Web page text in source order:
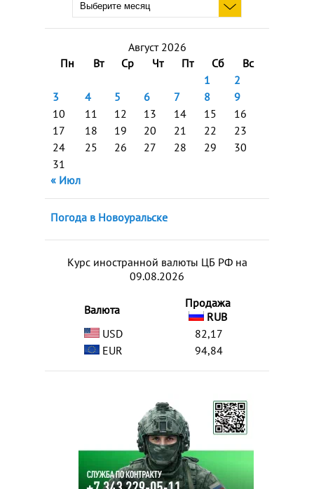
Август 2026
Пн
Вт Ср Чт Пт Сб
Вс
1
2
3
4 5 6 7 8
9
10
11 12 13 14 15
16
17
18 19 20 21 22
23
24
25 26 27 28 29
30
31
« Июл
Погода в Новоуральске
Курс иностранной валюты ЦБ РФ на
09.08.2026
Валюта
Продажа
RUB
USD
82,17
EUR
94,84